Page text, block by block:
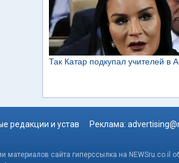
редакции и устав Реклама:
сайта гиперссылка на NEWSru.co.il